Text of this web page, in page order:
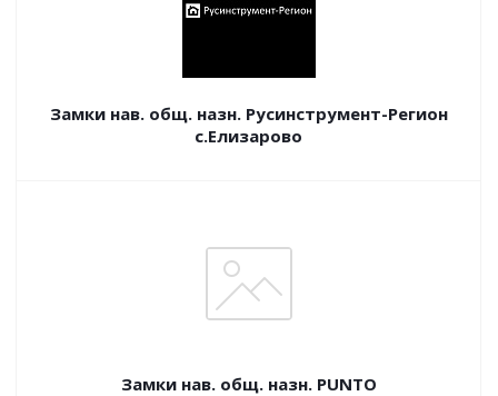
Замки нав. общ. назн. Русинструмент-Регион
с.Елизарово
Замки нав. общ. назн. PUNTO